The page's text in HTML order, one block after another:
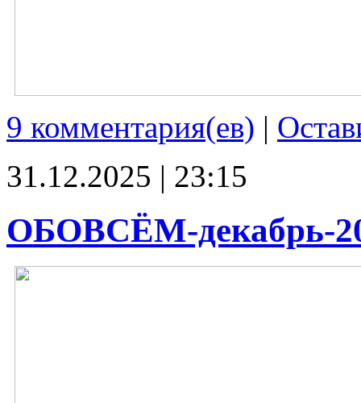
9 комментария(ев) |
31.12.2025 | 23:15
ОБОВСЁМ-декабрь-